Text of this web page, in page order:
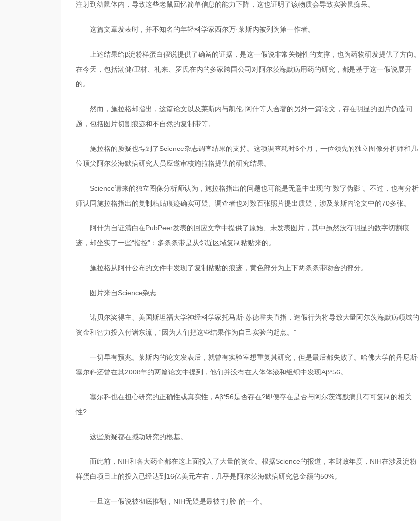
注射到幼鼠体内，导致这些老鼠回忆简单信息的能力下降，这也证明了该物质会导致实验鼠痴呆。
这篇文章发表时，并不知名的年轻科学家西尔万·莱斯内被列为第一作者。
上述结果给β淀粉样蛋白假说提供了确凿的证据，是这一假说非常关键性的支撑，也为药物研发提供了方向。
在今天，包括渤健/卫材、礼来、罗氏在内的多家跨国公司对阿尔茨海默病用药的研究，都是基于这一假说展开
的。
然而，施拉格却指出，这篇论文以及莱斯内与凯伦·阿什等人合著的另外一篇论文，存在明显的图片伪造问
题，包括图片切割痕迹和不自然的复制带等。
施拉格的质疑也得到了Science杂志调查结果的支持。这项调查耗时6个月，一位领先的独立图像分析师和几
位顶尖阿尔茨海默病研究人员应邀审核施拉格提供的研究结果。
Science请来的独立图像分析师认为，施拉格指出的问题也可能是无意中出现的“数字伪影”。不过，也有分析
师认同施拉格指出的复制粘贴痕迹确实可疑。调查者也对数百张照片提出质疑，涉及莱斯内论文中的70多张。
阿什为自证清白在PubPeer发表的回应文章中提供了原始、未发表图片，其中虽然没有明显的数字切割痕
迹，却坐实了一些“指控”：多条条带是从邻近区域复制粘贴来的。
施拉格从阿什公布的文件中发现了复制粘贴的痕迹，黄色部分为上下两条条带吻合的部分。
图片来自Science杂志
诺贝尔奖得主、美国斯坦福大学神经科学家托马斯·苏德霍夫直指，造假行为将导致大量阿尔茨海默病领域的
资金和智力投入付诸东流，“因为人们把这些结果作为自己实验的起点。”
一切早有预兆。莱斯内的论文发表后，就曾有实验室想重复其研究，但是最后都失败了。哈佛大学的丹尼斯·
塞尔科还曾在其2008年的两篇论文中提到，他们并没有在人体体液和组织中发现Aβ*56。
塞尔科也在担心研究的正确性或真实性，Aβ*56是否存在?即便存在是否与阿尔茨海默病具有可复制的相关
性?
这些质疑都在撼动研究的根基。
而此前，NIH和各大药企都在这上面投入了大量的资金。根据Science的报道，本财政年度，NIH在涉及淀粉
样蛋白项目上的投入已经达到16亿美元左右，几乎是阿尔茨海默病研究总金额的50%。
一旦这一假说被彻底推翻，NIH无疑是最被“打脸”的一个。